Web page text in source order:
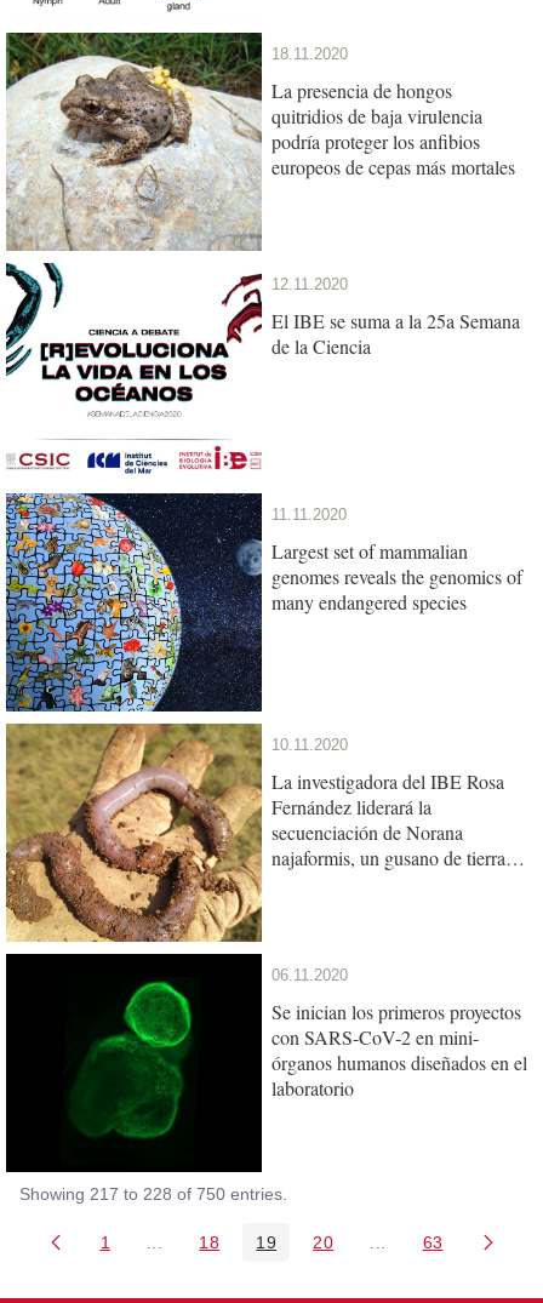
18.11.2020
La presencia de hongos
quitridios de baja virulencia
podría proteger los anfibios
europeos de cepas más mortales
12.11.2020
El IBE se suma a la 25a Semana
de la Ciencia
11.11.2020
Largest set of mammalian
genomes reveals the genomics of
many endangered species
10.11.2020
La investigadora del IBE Rosa
Fernández liderará la
secuenciación de Norana
najaformis, un gusano de tierra
06.11.2020
Se inician los primeros proyectos
con SARS-CoV-2 en mini-
órganos humanos diseñados en el
laboratorio
Showing 217 to 228 of 750 entries.
Page
1 Intermediate Pages Use TAB to navigate.
Page
18 Page
19 Page
20 Intermediate Pages
Page
63